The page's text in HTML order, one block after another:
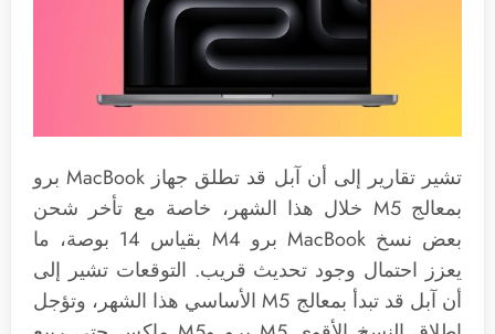
تشير تقارير إلى أن آبل قد تطلق جهاز MacBook برو
بمعالج M5 خلال هذا الشهر، خاصة مع تأخر شحن
بعض نسخ MacBook برو M4 بقياس 14 بوصة، ما
يعزز احتمال وجود تحديث قريب. التوقعات تشير إلى
أن آبل قد تبدأ بمعالج M5 الأساسي هذا الشهر، وتؤجل